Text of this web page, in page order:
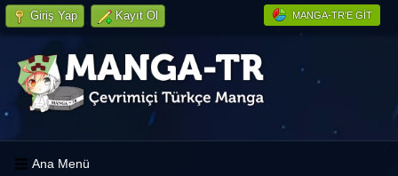
MANGA-TR'E GIT
Giriş Yap Kayıt Ol
Ana Menü